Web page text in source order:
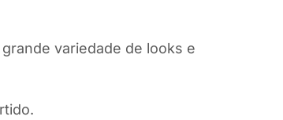
variedade de looks e